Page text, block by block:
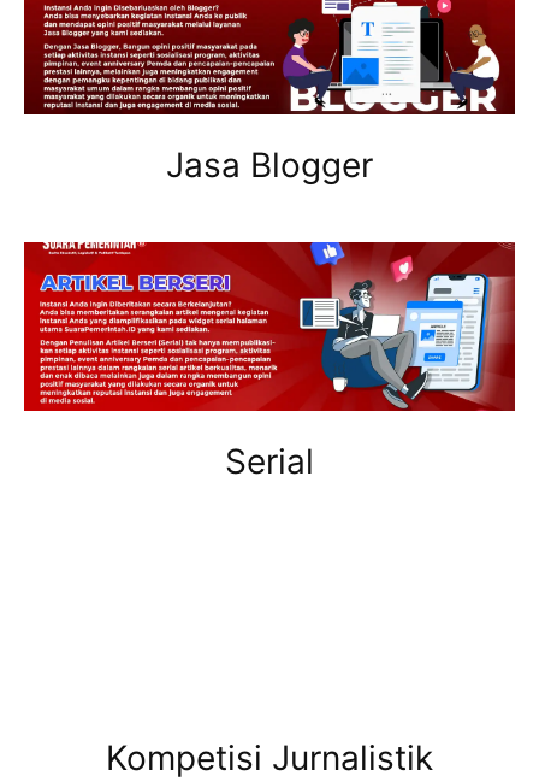
Jasa Blogger
Serial
Kompetisi Jurnalistik